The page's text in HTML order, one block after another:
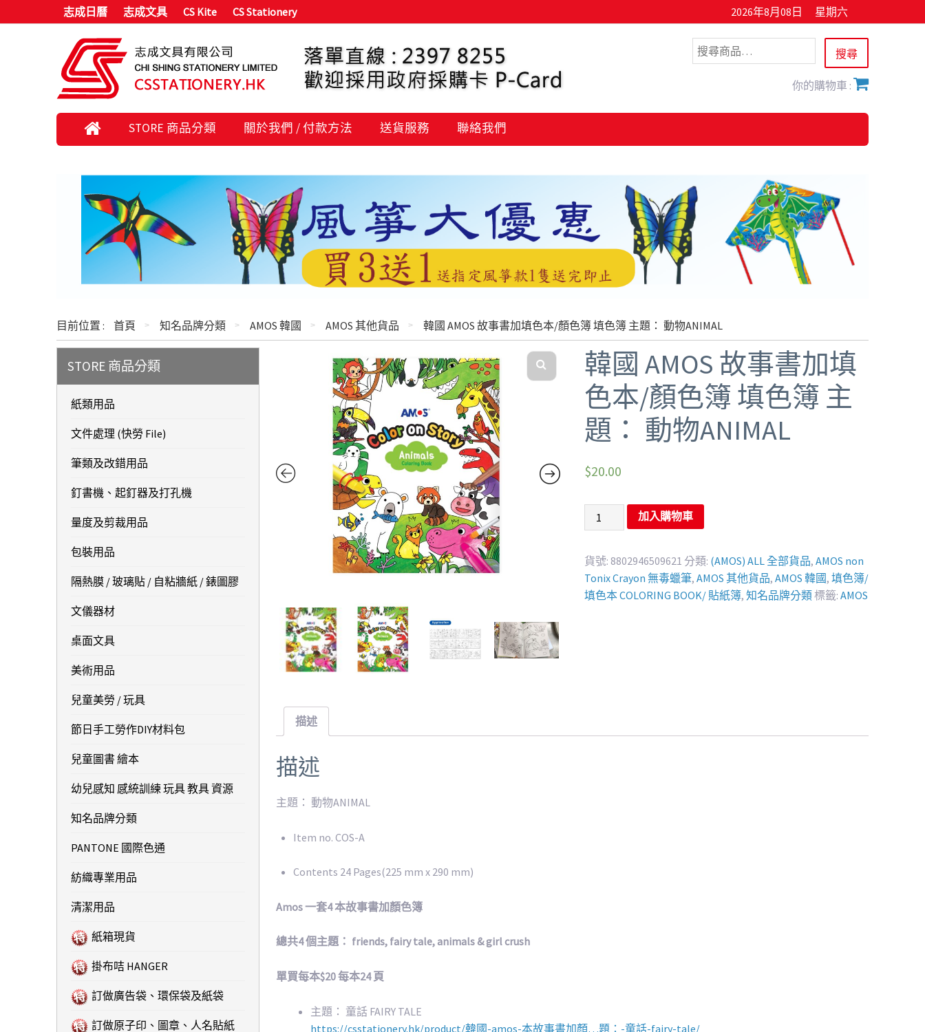
志成日曆 志成文具 CS Kite CS Stationery 2026年8月08日 星期六
你的購物車 :
STORE 商品分類 關於我們 / 付款方法 送貨服務 聯絡我們
目前位置 : 首頁 知名品牌分類 AMOS 韓國 AMOS 其他貨品 韓國 AMOS 故事書加填色本/顏色簿 填色簿 主題： 動物ANIMAL
韓國 AMOS 故事書加填
色本/顏色簿 填色簿 主
題： 動物ANIMAL
$20.00
加入購物車
貨號: 8802946509621 分類: (AMOS) ALL 全部貨品, AMOS non
Tonix Crayon 無毒蠟筆, AMOS 其他貨品, AMOS 韓國, 填色簿/
填色本 COLORING BOOK/ 貼紙簿, 知名品牌分類標籤: AMOS
描述
描述
主題： 動物ANIMAL
Item no. COS-A
Contents 24 Pages(225 mm x 290 mm)
Amos 一套4 本故事書加顏色簿
總共4 個主題： friends, fairy tale, animals & girl crush
單買每本$20 每本24 頁
主題： 童話 FAIRY TALE
https://csstationery.hk/product/韓國-amos-本故事書加顏…題：-童話-fairy-tale/
STORE 商品分類
紙類用品
文件處理 (快勞 File)
筆類及改錯用品
釘書機、起釘器及打孔機
量度及剪裁用品
包裝用品
隔熱膜 / 玻璃貼 / 自粘牆紙 / 錶圖膠
文儀器材
桌面文具
美術用品
兒童美勞 / 玩具
節日手工勞作DIY材料包
兒童圖書 繪本
幼兒感知 感統訓練 玩具 教具 資源
知名品牌分類
PANTONE 國際色通
紡織專業用品
清潔用品
紙箱現貨
掛布咭 HANGER
訂做廣告袋、環保袋及紙袋
訂做原子印、圖章、人名貼紙